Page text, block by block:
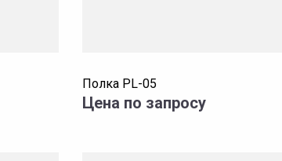
Полка PL-05
Цена по запросу